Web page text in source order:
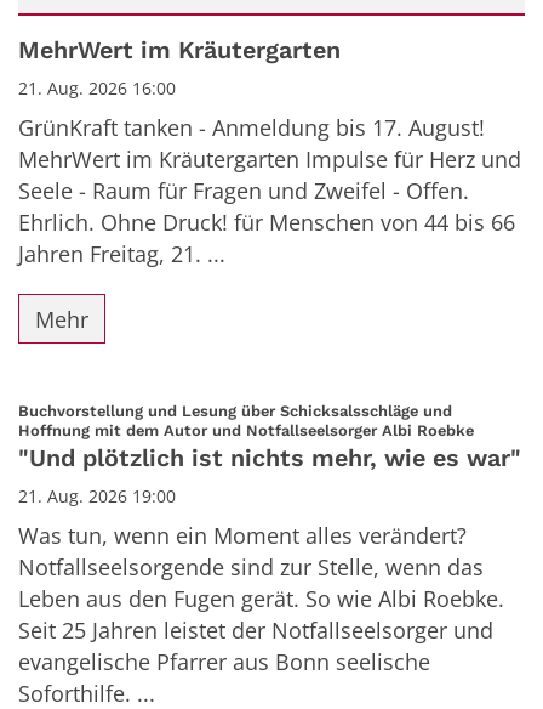
Datum: 21. August 2026
MehrWert im Kräutergarten
21. Aug. 2026 16:00
GrünKraft tanken - Anmeldung bis 17. August!
MehrWert im Kräutergarten Impulse für Herz und
Seele - Raum für Fragen und Zweifel - Offen.
Ehrlich. Ohne Druck! für Menschen von 44 bis 66
Jahren Freitag, 21. ...
Mehr
Buchvorstellung und Lesung über Schicksalsschläge und
Hoffnung mit dem Autor und Notfallseelsorger Albi Roebke:
"Und plötzlich ist nichts mehr, wie es war"
21. Aug. 2026 19:00
Was tun, wenn ein Moment alles verändert?
Notfallseelsorgende sind zur Stelle, wenn das
Leben aus den Fugen gerät. So wie Albi Roebke.
Seit 25 Jahren leistet der Notfallseelsorger und
evangelische Pfarrer aus Bonn seelische
Soforthilfe. ...